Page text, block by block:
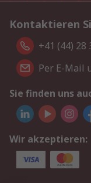
Kontaktieren
+41 (44) 28
Per E-Mail
Sie finden uns
Wir akzeptieren: